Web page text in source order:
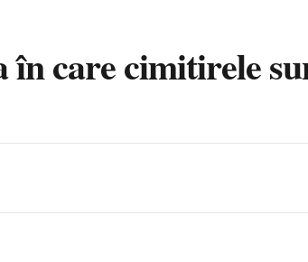
care cimitirele